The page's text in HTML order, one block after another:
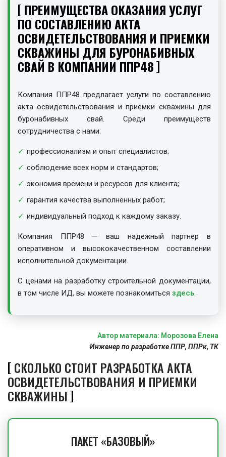
ПРЕИМУЩЕСТВА ОКАЗАНИЯ УСЛУГ
ПО СОСТАВЛЕНИЮ АКТА
ОСВИДЕТЕЛЬСТВОВАНИЯ И ПРИЕМКИ
СКВАЖИНЫ ДЛЯ БУРОНАБИВНЫХ
СВАЙ В КОМПАНИИ ППР48
Компания ППР48 предлагает услуги по составлению
акта освидетельствования и приемки скважины для
буронабивных свай. Среди преимуществ
сотрудничества с нами:
профессионализм и опыт специалистов;
соблюдение всех норм и стандартов;
экономия времени и ресурсов для клиента;
гарантия качества выполненных работ;
индивидуальный подход к каждому заказу.
Компания ППР48 — ваш надежный партнер в
оперативном и высококачественном составлении
исполнительной документации.
С ценами на разработку строительной документации,
в том числе ИД, вы можете познакомиться здесь.
Автор материала: Морозова Елена
Инженер по разработке ППР, ППРк, ТК
СКОЛЬКО СТОИТ РАЗРАБОТКА АКТА
ОСВИДЕТЕЛЬСТВОВАНИЯ И ПРИЕМКИ
СКВАЖИНЫ
ПАКЕТ «БАЗОВЫЙ»